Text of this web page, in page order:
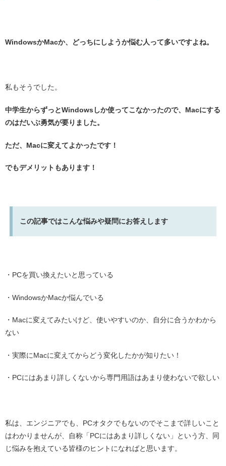
WindowsかMacか、どっちにしようか悩む人って多いですよね。
私もそうでした。
中学生からずっとWindowsしか使ってこなかったので、Macにする
のはだいぶ勇気が要りました。
ただ、Macに変えてよかったです！
でもデメリットもあります！
この記事ではこんな悩みや疑問にお答えします
・PCを買い換えたいと思っている
・WindowsかMacか悩んでいる
・Macに変えてみたいけど、使いやすいのか、自分に合うかわから
ない
・実際にMacに変えてからどう変化したかが知りたい！
・PCにはあまり詳しくないから専門用語はあまり使わないで欲しい
私は、エンジニアでも、PCオタクでもないのでそこまで詳しいこと
はわかりませんが、自称「PCにはあまり詳しくない」という方、同
じ悩みを抱えている皆様のヒントになればと思います。